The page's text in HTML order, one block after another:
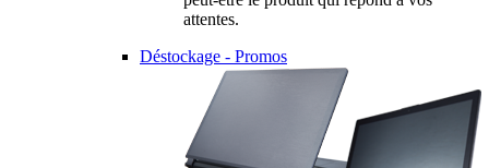
attentes.
Déstockage - Promos